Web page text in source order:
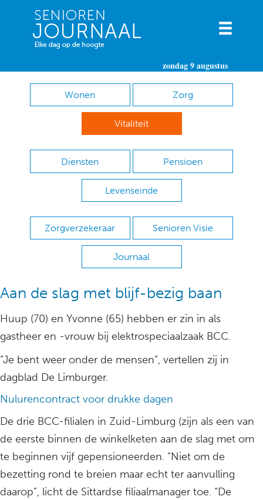
zondag 9 augustus
Wonen Zorg
Vitaliteit
Diensten Pensioen
Levenseinde
Zorgverzekeraar Senioren Visie
Journaal
Aan de slag met blijf-bezig baan
Huup (70) en Yvonne (65) hebben er zin in als
gastheer en -vrouw bij elektrospeciaalzaak BCC.
“Je bent weer onder de mensen”, vertellen zij in
dagblad De Limburger.
Nulurencontract voor drukke dagen
De drie BCC-filialen in Zuid-Limburg (zijn als een van
de eerste binnen de winkelketen aan de slag met om
te beginnen vijf gepensioneerden. “Niet om de
bezetting rond te breien maar echt ter aanvulling
daarop”, licht de Sittardse filiaalmanager toe. “De